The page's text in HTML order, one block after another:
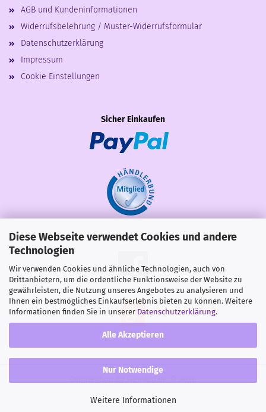
Diese Webseite verwendet Cookies und andere
Technologien
Wir verwenden Cookies und ähnliche Technologien, auch von
Drittanbietern, um die ordentliche Funktionsweise der Website zu
gewährleisten, die Nutzung unseres Angebotes zu analysieren und
Ihnen ein bestmögliches Einkaufserlebnis bieten zu können. Weitere
Informationen finden Sie in unserer Datenschutzerklärung.
Alle Akzeptieren
Nur Notwendige
Weitere Informationen
AGB und Kundeninformationen
Widerrufsbelehrung / Muster-Widerrufsformular
Datenschutzerklärung
Impressum
Cookie Einstellungen
Sicher Einkaufen
Share